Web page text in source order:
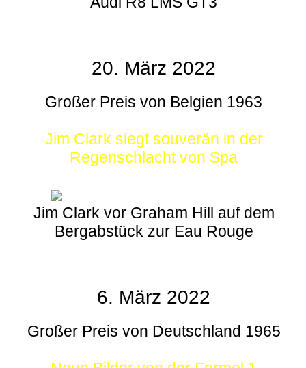
20. März 2022
Großer Preis von Belgien 1963
Jim Clark siegt souverän in der
Regenschlacht von Spa
Jim Clark vor Graham Hill auf dem
Bergabstück zur Eau Rouge
6. März 2022
Großer Preis von Deutschland 1965